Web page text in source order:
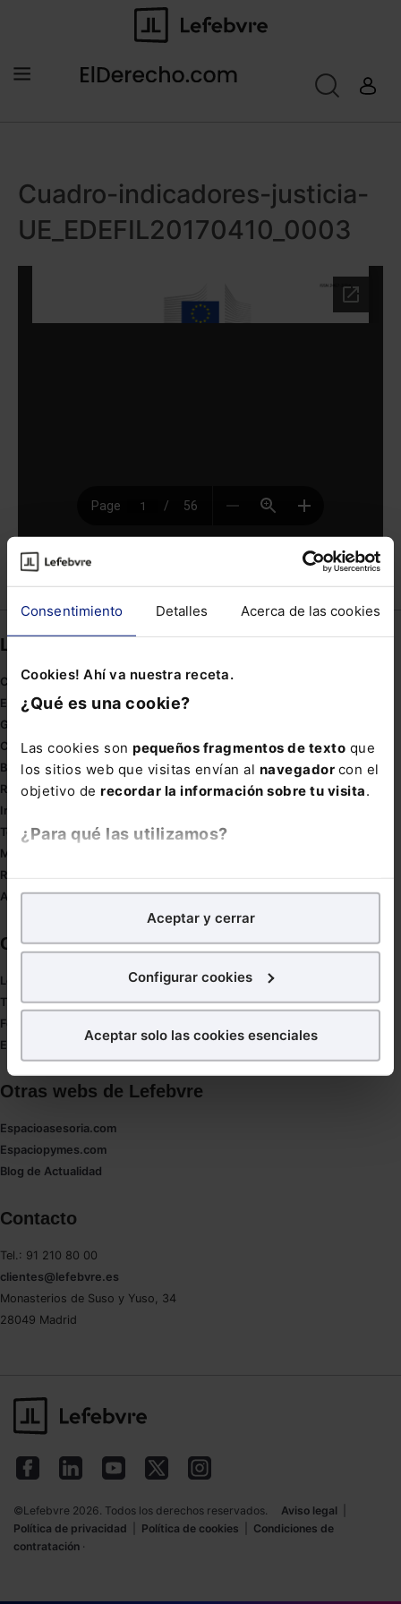
Consentimiento Detalles Acerca de las cookies
Cookies! Ahí va nuestra receta.
¿Qué es una cookie?
Las cookies son pequeños fragmentos de texto que
los sitios web que visitas envían al navegador con el
objetivo de recordar la información sobre tu visita.
¿Para qué las utilizamos?
analíticospara tratar demejorar tu experienciaen
nuestra página web. También con fines publicitarios,
para poder mostrarte publicidad y contenidos de tu
¿Qué puedes hacer?
en la web sea óptima
Puedesaceptar solo las esenciales
También puedes
seleccionar solo aquellas que quieras permitir en tu
navegador. Si no seleccionas ninguna utilizaremos
Aceptar y cerrar
Configurar cookies
Aceptar solo las cookies esenciales
Cuadro-indicadores-justicia-
UE_EDEFIL20170410_0003
Compartir
Links directos
Coronavirus
Estudio de salud abogacía
Gestión de despachos
Compliance
Buenas Prácticas Tributarias
RGPD
Innovación
Tesauro
Mapa web
Redirect sitemap
Autores de El Derecho
Corporativo
Lefebvre
Tienda online
Formación
Empleos
Otras webs de Lefebvre
Espacioasesoria.com
Espaciopymes.com
Blog de Actualidad
Contacto
Tel.: 91 210 80 00
clientes@lefebvre.es
Monasterios de Suso y Yuso, 34
28049 Madrid
©Lefebvre 2026. Todos los derechos reservados. Aviso legal
Política de privacidad
Política de cookies
Condiciones de
contratación ·